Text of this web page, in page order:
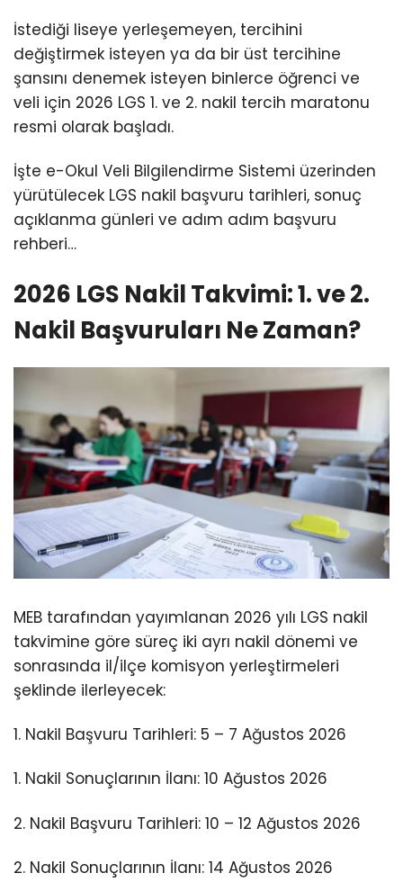
İstediği liseye yerleşemeyen, tercihini
değiştirmek isteyen ya da bir üst tercihine
şansını denemek isteyen binlerce öğrenci ve
veli için 2026 LGS 1. ve 2. nakil tercih maratonu
resmi olarak başladı.
İşte e-Okul Veli Bilgilendirme Sistemi üzerinden
yürütülecek LGS nakil başvuru tarihleri, sonuç
açıklanma günleri ve adım adım başvuru
rehberi…
2026 LGS Nakil Takvimi: 1. ve 2.
Nakil Başvuruları Ne Zaman?
MEB tarafından yayımlanan 2026 yılı LGS nakil
takvimine göre süreç iki ayrı nakil dönemi ve
sonrasında il/ilçe komisyon yerleştirmeleri
şeklinde ilerleyecek:
1. Nakil Başvuru Tarihleri: 5 – 7 Ağustos 2026
1. Nakil Sonuçlarının İlanı: 10 Ağustos 2026
2. Nakil Başvuru Tarihleri: 10 – 12 Ağustos 2026
2. Nakil Sonuçlarının İlanı: 14 Ağustos 2026